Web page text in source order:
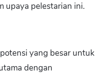
upaya pelestarian ini.
yang besar untuk
dengan